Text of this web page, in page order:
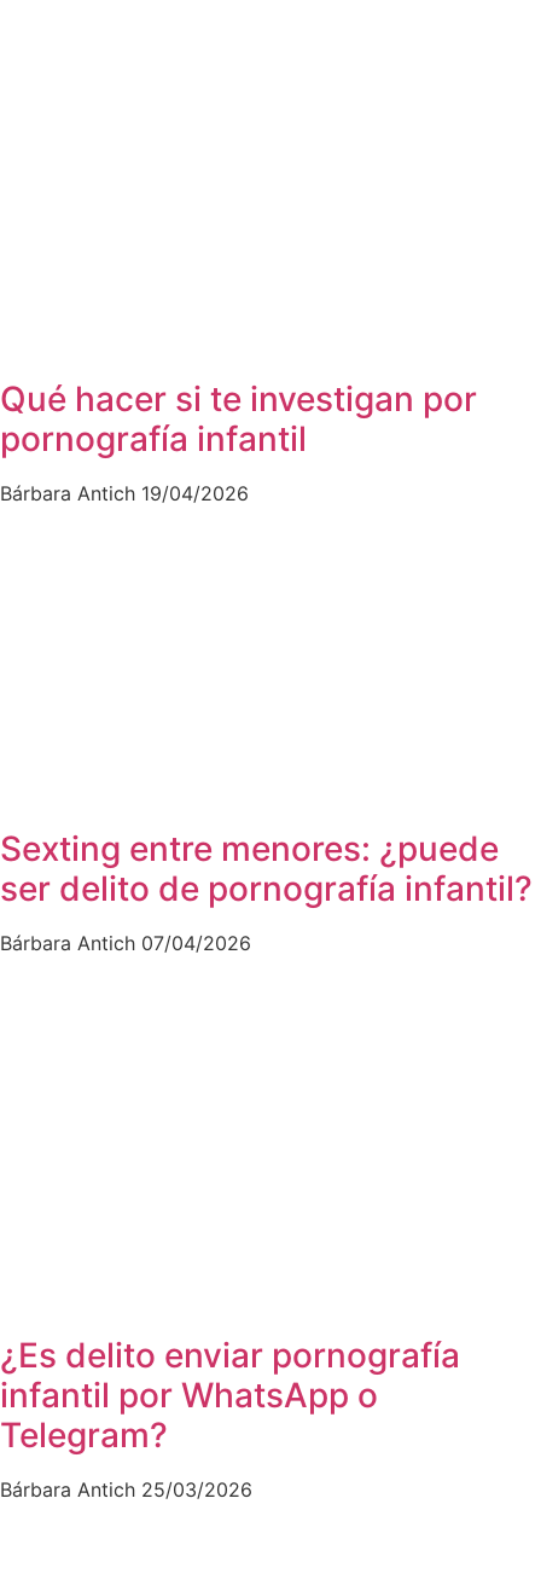
Qué hacer si te investigan por
pornografía infantil
Bárbara Antich 19/04/2026
Sexting entre menores: ¿puede
ser delito de pornografía infantil?
Bárbara Antich 07/04/2026
¿Es delito enviar pornografía
infantil por WhatsApp o
Telegram?
Bárbara Antich 25/03/2026